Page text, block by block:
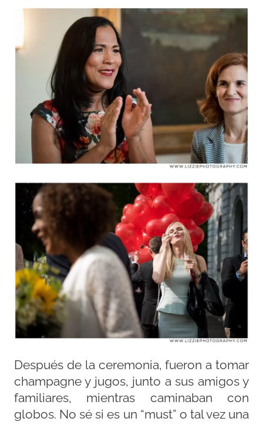
Después de la ceremonia, fueron a tomar
champagne y jugos, junto a sus amigos y
familiares, mientras caminaban con
globos. No sé si es un “must” o tal vez una